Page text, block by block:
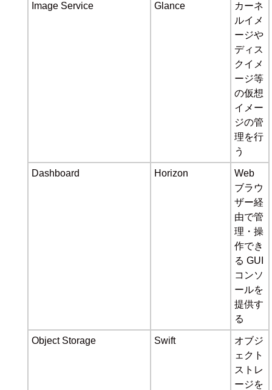
Image Service Glance
カーネ
ルイメ
ージや
ディス
クイメ
ージ等
の仮想
イメー
ジの管
理を行
う
Dashboard Horizon
Web
ブラウ
ザー経
由で管
理・操
作でき
る GUI
コンソ
ールを
提供す
る
Object Storage Swift
オブジ
ェクト
ストレ
ージを